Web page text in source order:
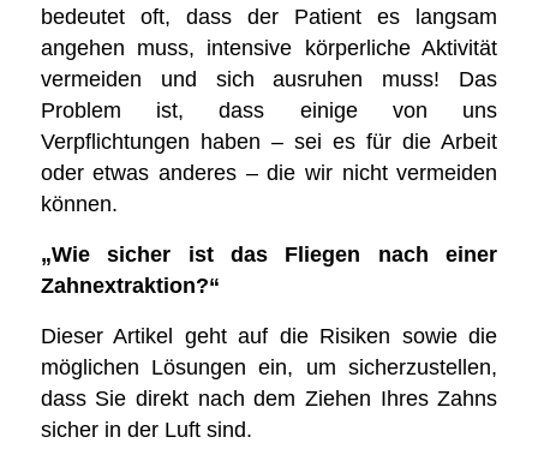
bedeutet oft, dass der Patient es langsam
angehen muss, intensive körperliche Aktivität
vermeiden und sich ausruhen muss! Das
Problem ist, dass einige von uns
Verpflichtungen haben – sei es für die Arbeit
oder etwas anderes – die wir nicht vermeiden
können.
„Wie sicher ist das Fliegen nach einer
Zahnextraktion?“
Dieser Artikel geht auf die Risiken sowie die
möglichen Lösungen ein, um sicherzustellen,
dass Sie direkt nach dem Ziehen Ihres Zahns
sicher in der Luft sind.